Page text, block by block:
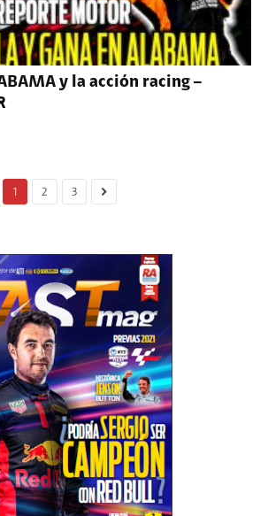
y la acción racing –
1 2 3